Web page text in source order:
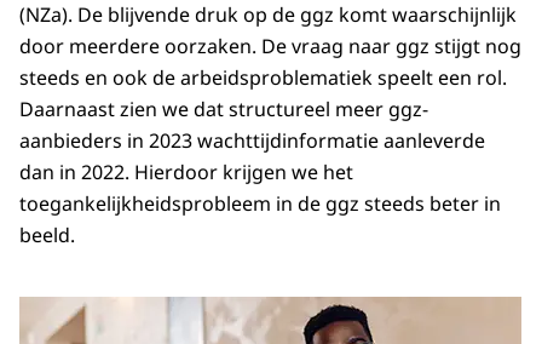
(NZa). De blijvende druk op de ggz komt waarschijnlijk
door meerdere oorzaken. De vraag naar ggz stijgt nog
steeds en ook de arbeidsproblematiek speelt een rol.
Daarnaast zien we dat structureel meer ggz-
aanbieders in 2023 wachttijdinformatie aanleverde
dan in 2022. Hierdoor krijgen we het
toegankelijkheidsprobleem in de ggz steeds beter in
beeld.